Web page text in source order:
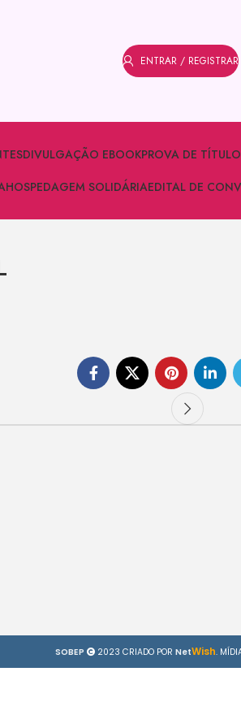
ENTRAR / REGISTRAR
DIVULGAÇÃO EBOOKPROVA DE
HOSPEDAGEM SOLIDÁRIAEDITAL DE
SOBEP 2023 CRIADO POR NetWish.